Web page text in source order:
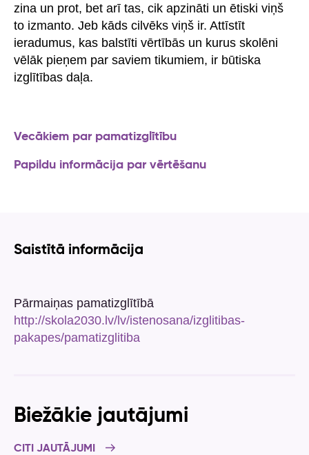
zina un prot, bet arī tas, cik apzināti un ētiski viņš
to izmanto. Jeb kāds cilvēks viņš ir. Attīstīt
ieradumus, kas balstīti vērtībās un kurus skolēni
vēlāk pieņem par saviem tikumiem, ir būtiska
izglītības daļa.
Vecākiem par pamatizglītību
Papildu informācija par vērtēšanu
Saistītā informācija
Pārmaiņas pamatizglītībā
http://skola2030.lv/lv/istenosana/izglitibas-
pakapes/pamatizglitiba
Biežākie jautājumi
CITI JAUTĀJUMI